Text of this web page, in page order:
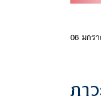
06 มกร
ภา